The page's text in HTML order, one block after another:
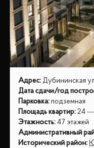
Адрес: Дубининская
Дата сдачи/год
Парковка: подземная
Площадь квартир: 24 —
Этажность: 47 этажей
Административный
Исторический район: